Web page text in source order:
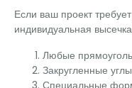
Если ваш проект
индивидуальная
Любые
Закругленные
Специальные